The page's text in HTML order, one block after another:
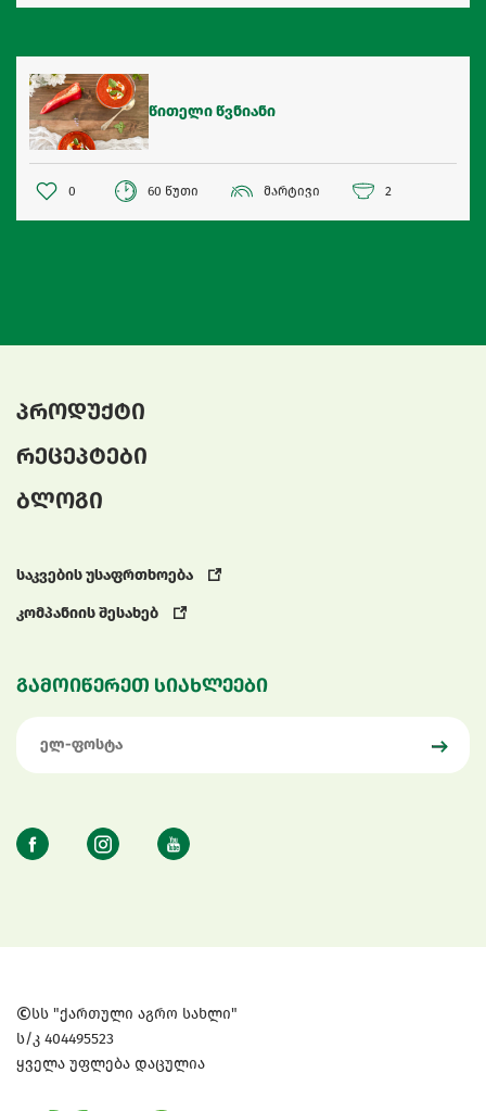
წითელი წვნიანი
0 60 წუთი მარტივი 2
პროდუქტი
რეცეპტები
ბლოგი
საკვების უსაფრთხოება
კომპანიის შესახებ
გამოიწერეთ სიახლეები
სს "ქართული აგრო სახლი"
ს/კ 404495523
ყველა უფლება დაცულია